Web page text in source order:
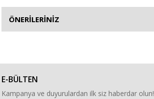
ÖNERİLERİNİZ
E-BÜLTEN
Kampanya ve duyurulardan ilk siz haberdar olun!